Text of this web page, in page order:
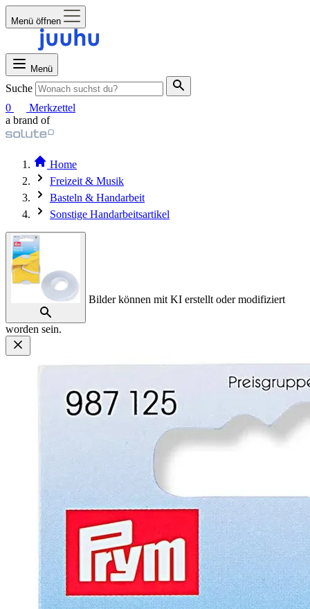
Menü öffnen
Menü
Suche
0
Merkzettel
a brand of
Home
Freizeit & Musik
Basteln & Handarbeit
Sonstige Handarbeitsartikel
Bilder können mit KI erstellt oder modifiziert
worden sein.